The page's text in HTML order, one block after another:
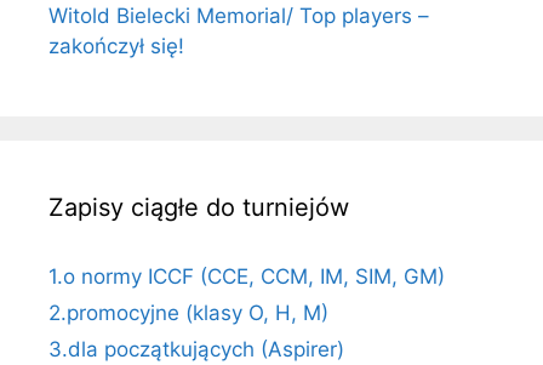
Witold Bielecki Memorial/ Top players –
zakończył się!
Zapisy ciągłe do turniejów
1.o normy ICCF (CCE, CCM, IM, SIM, GM)
2.promocyjne (klasy O, H, M)
3.dla początkujących (Aspirer)